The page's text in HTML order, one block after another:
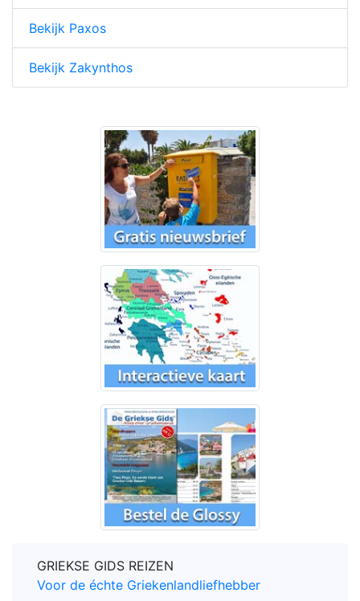
Bekijk Paxos
Bekijk Zakynthos
GRIEKSE GIDS REIZEN
Voor de échte Griekenlandliefhebber